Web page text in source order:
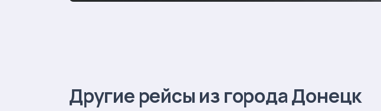
Другие рейсы из города Донецк